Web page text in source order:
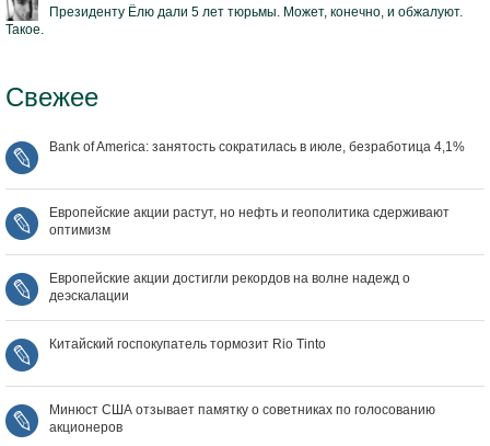
Президенту Ёлю дали 5 лет тюрьмы. Может, конечно, и обжалуют.
Такое.
Свежее
Bank of America: занятость сократилась в июле, безработица 4,1%
Европейские акции растут, но нефть и геополитика сдерживают
оптимизм
Европейские акции достигли рекордов на волне надежд о
деэскалации
Китайский госпокупатель тормозит Rio Tinto
Минюст США отзывает памятку о советниках по голосованию
акционеров